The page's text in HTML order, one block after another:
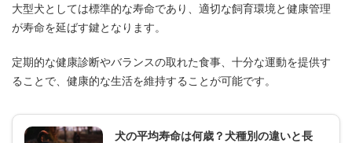
​大型犬としては標準的な寿命であり、適切な飼育環境と健康管理
が寿命を延ばす鍵となります。​
定期的な健康診断やバランスの取れた食事、十分な運動を提供す
ることで、健康的な生活を維持することが可能です。
犬の平均寿命は何歳？犬種別の違いと長